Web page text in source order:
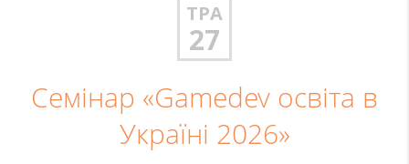
ТРА
27
Семінар «Gamedev освіта в
Україні 2026»